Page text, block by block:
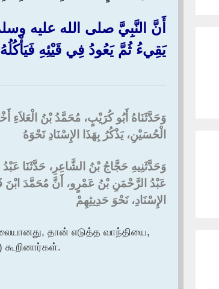
أَنَّ النَّبِيَّ صلى الله عليه
يَقِيءُ ثُمَّ يَعُودُ فِي قَيْئِهِ
وَحَدَّثَنَاهُ أَبُو كُرَيْبٍ، مُحَمَّدُ بْنُ
الْحُسَيْنِ، يَذْكُرُ بِهَذَا الإِسْنَادِ نَحْوَهُ
وَحَدَّثَنِيهِ حَجَّاجُ بْنُ الشَّاعِرِ، حَدَّثَنَا
عَبْدُ الرَّحْمَنِ بْنُ عَمْرٍو، أَنَّ مُحَمَّدَ ابْنَ
الإِسْنَادِ، نَحْوَ حَدِيثِهِمْ
தான் எடுத்த வாந்தியை,
கூறினார்கள்.